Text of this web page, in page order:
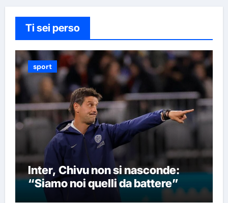
Ti sei perso
sport
Inter, Chivu non si nasconde:
“Siamo noi quelli da battere”